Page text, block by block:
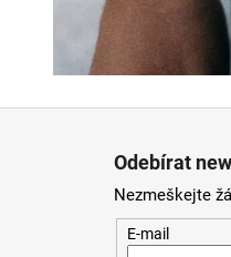
Odebírat
Nezmeškejte
E-mail